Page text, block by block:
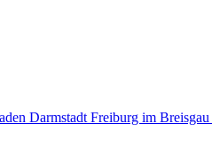
Darmstadt Freiburg im Breisgau